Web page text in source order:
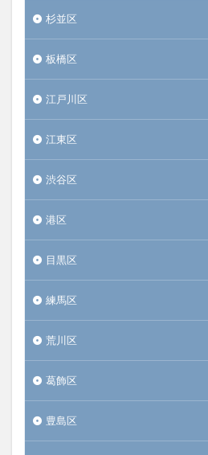
杉並区
板橋区
江戸川区
江東区
渋谷区
港区
目黒区
練馬区
荒川区
葛飾区
豊島区